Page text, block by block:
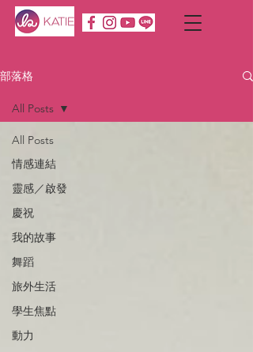
部落格
All Posts
情感連結
靈感／啟發
慶祝
我的故事
舞蹈
旅外生活
學生焦點
動力
All Posts